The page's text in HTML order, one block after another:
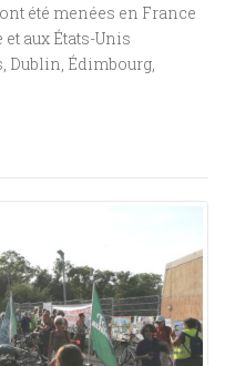
été menées en France
aux États-Unis
Dublin, Édimbourg,